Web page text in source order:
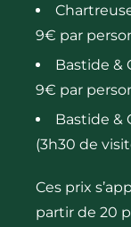
9€ par
Bastide &
9€ par
Bastide &
(3h30 de
Ces prix
partir de 20